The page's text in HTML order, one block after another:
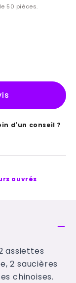
50 pièces.
d'un conseil ?
ouvrés
assiettes
2 saucières
chinoises.